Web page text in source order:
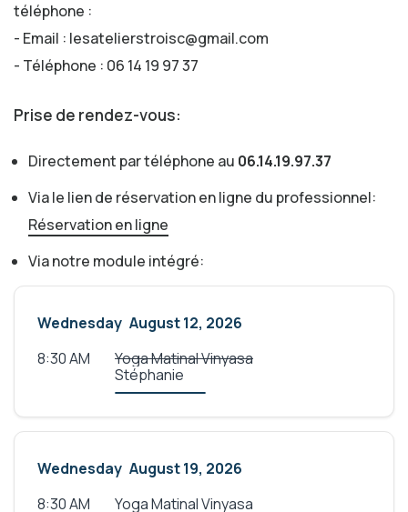
téléphone :
- Email : lesatelierstroisc@gmail.com
- Téléphone : 06 14 19 97 37
Prise de rendez-vous:
Directement par téléphone au 06.14.19.97.37
Via le lien de réservation en ligne du professionnel:
Réservation en ligne
Via notre module intégré:
Wednesday August 12, 2026
8:30 AM
Yoga Matinal Vinyasa
Stéphanie
Wednesday August 19, 2026
8:30 AM
Yoga Matinal Vinyasa